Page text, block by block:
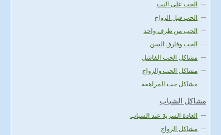
الحب على النت
الحب قبل الزواج
الحب من طرف واحد
الحب وفارق السن
مشاكل الحب الفاشل
مشاكل الحب والزواج
مشاكل حب المراهقة
مشاكل الشباب
العادة السرية عند الشباب
مشاكل الزواج